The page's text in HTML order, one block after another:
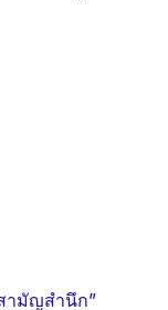
ามัญสำนึก”